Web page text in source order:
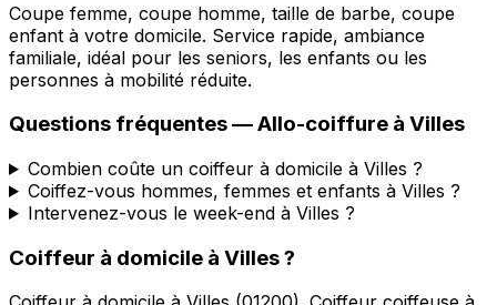
Coupe femme, coupe homme, taille de barbe, coupe
enfant à votre domicile. Service rapide, ambiance
familiale, idéal pour les seniors, les enfants ou les
personnes à mobilité réduite.
Questions fréquentes —Allo-coiffure à Villes
Combien coûte un coiffeur à domicile à Villes ?
Coiffez-vous hommes, femmes et enfants à Villes ?
Intervenez-vous le week-end à Villes ?
Coiffeur à domicile à Villes?